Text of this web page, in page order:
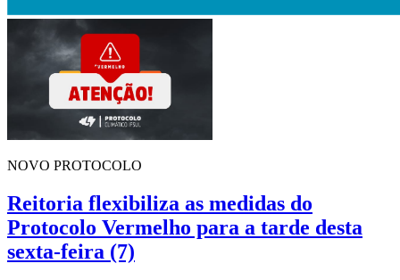
NOVO PROTOCOLO
Reitoria flexibiliza as medidas do
Protocolo Vermelho para a tarde desta
sexta-feira (7)